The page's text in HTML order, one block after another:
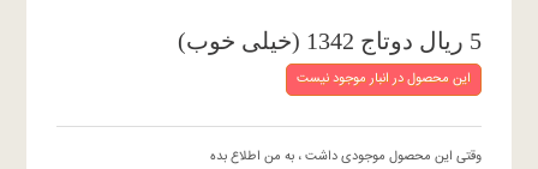
5 ریال دوتاج 1342 (خیلی خوب)
این محصول در انبار موجود نیست
وقتی این محصول موجودی داشت ، به من اطلاع بده